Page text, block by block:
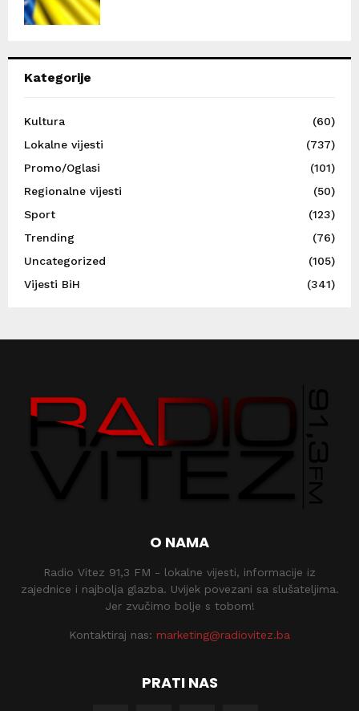
Kategorije
Kultura
(60)
Lokalne vijesti
(737)
Promo/Oglasi
(101)
Regionalne vijesti
(50)
Sport
(123)
Trending
(76)
Uncategorized
(105)
Vijesti BiH
(341)
O NAMA
Radio Vitez 91,3 FM - lokalne vijesti, informacije iz
zajednice i najbolja glazba. Uvijek povezani sa slušateljima.
Jer zvučimo bolje s tobom!
Kontaktiraj nas: marketing@radiovitez.ba
PRATI NAS